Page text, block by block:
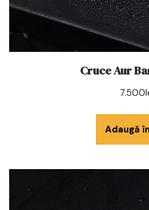
Cruce Aur
7.500
Adaugă